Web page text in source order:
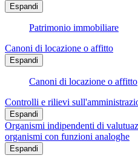
Espandi
Patrimonio immobiliare
Canoni di locazione o affitto
Espandi
Canoni di locazione o affitto
Controlli e rilievi
Espandi
Organismi indipendenti di
organismi con funzioni analoghe
Espandi